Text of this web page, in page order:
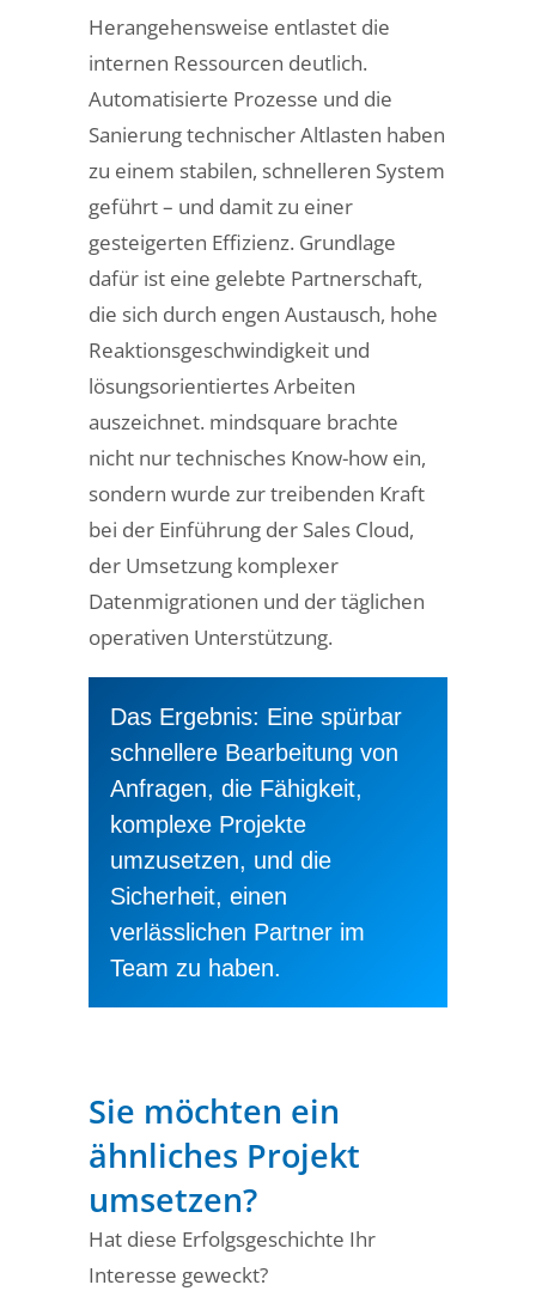
Herangehensweise entlastet die
internen Ressourcen deutlich.
Automatisierte Prozesse und die
Sanierung technischer Altlasten haben
zu einem stabilen, schnelleren System
geführt – und damit zu einer
gesteigerten Effizienz. Grundlage
dafür ist eine gelebte Partnerschaft,
die sich durch engen Austausch, hohe
Reaktionsgeschwindigkeit und
lösungsorientiertes Arbeiten
auszeichnet. mindsquare brachte
nicht nur technisches Know-how ein,
sondern wurde zur treibenden Kraft
bei der Einführung der Sales Cloud,
der Umsetzung komplexer
Datenmigrationen und der täglichen
operativen Unterstützung.
Das Ergebnis: Eine spürbar
schnellere Bearbeitung von
Anfragen, die Fähigkeit,
komplexe Projekte
umzusetzen, und die
Sicherheit, einen
verlässlichen Partner im
Team zu haben.
Sie möchten ein
ähnliches Projekt
umsetzen?
Hat diese Erfolgsgeschichte Ihr
Interesse geweckt?